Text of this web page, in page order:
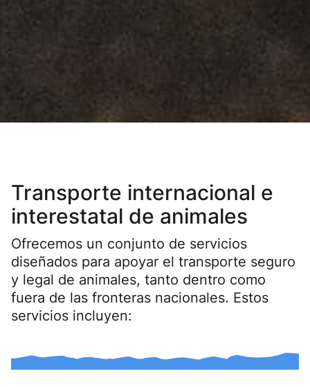
Transporte internacional e
interestatal de animales
Ofrecemos un conjunto de servicios
diseñados para apoyar el transporte seguro
y legal de animales, tanto dentro como
fuera de las fronteras nacionales. Estos
servicios incluyen: